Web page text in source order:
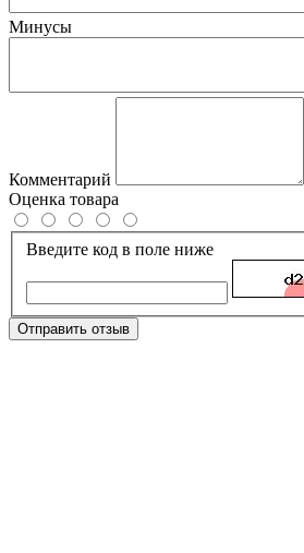
Минусы
Комментарий
Оценка товара
Введите код в поле ниже
Отправить отзыв